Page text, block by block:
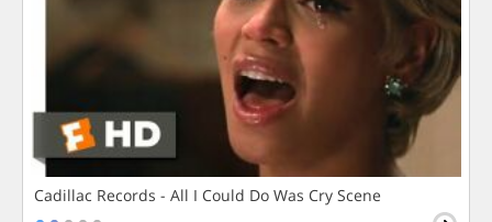
Cadillac Records - All I Could Do Was Cry Scene